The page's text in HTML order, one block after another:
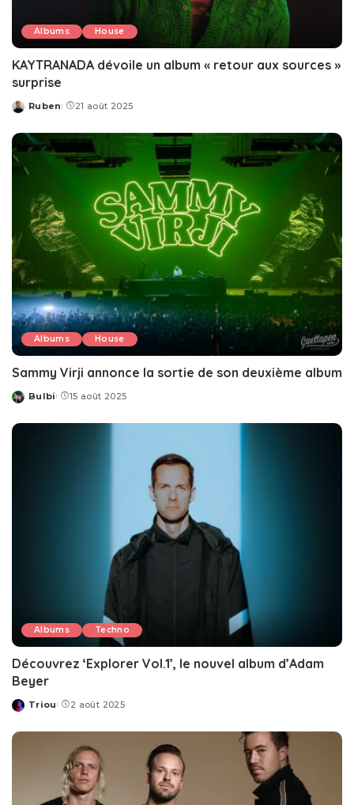
Albums House
KAYTRANADA dévoile un album « retour aux sources »
surprise
Posted
Ruben 21 août 2025
Albums House
Sammy Virji annonce la sortie de son deuxième album
Posted
Bulbi 15 août 2025
Albums Techno
Découvrez ‘Explorer Vol.1’, le nouvel album d’Adam
Beyer
Posted
Triou 2 août 2025